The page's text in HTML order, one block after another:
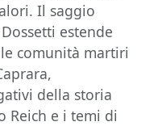
Il saggio
estende
comunità martiri
della storia
Reich e i temi di